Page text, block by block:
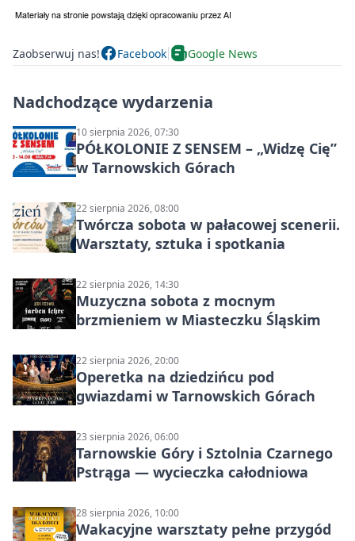
Zaobserwuj nas! Facebook Google News
Nadchodzące wydarzenia
10 sierpnia 2026, 07:30
PÓŁKOLONIE Z SENSEM – „Widzę Cię”
w Tarnowskich Górach
22 sierpnia 2026, 08:00
Twórcza sobota w pałacowej scenerii.
Warsztaty, sztuka i spotkania
22 sierpnia 2026, 14:30
Muzyczna sobota z mocnym
brzmieniem w Miasteczku Śląskim
22 sierpnia 2026, 20:00
Operetka na dziedzińcu pod
gwiazdami w Tarnowskich Górach
23 sierpnia 2026, 06:00
Tarnowskie Góry i Sztolnia Czarnego
Pstrąga — wycieczka całodniowa
28 sierpnia 2026, 10:00
Wakacyjne warsztaty pełne przygód